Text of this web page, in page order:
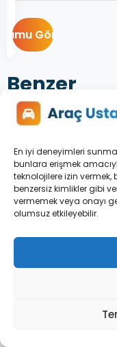
En iyi deneyimleri
bunlara erişmek
teknolojilere izin
benzersiz kimlikler gibi
vermemek veya onayı
olumsuz etkileyebilir.
Benzer
Arıza
Rehberleri